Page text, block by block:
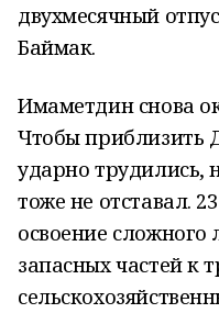
двухмесячный
Баймак.
Имаметдин снова
Чтобы приблизить
ударно трудились,
тоже не отставал.
освоение сложного
запасных частей к